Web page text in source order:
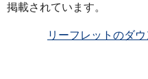
掲載されています。
リーフレットのダ